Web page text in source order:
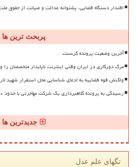
اقتدار دستگاه قضایی، پشتوانه عدالت و صیانت از حقوق
پربحث ترین ها
آخرین وضعیت پرونده کرسنت
مرگ دورکاری در ایران وقتی اینترنت ناپایدار متخصصان را
واکنش قوه قضاییه به ادعای شناسایی محل استقرار شهید
رسیدگی به پرونده کلاهبرداری یک شرکت مهاجرتی با حدود ۳۰۰ شاکی در دادسرای تهران
جدیدترین ها
تگهای علم عدل